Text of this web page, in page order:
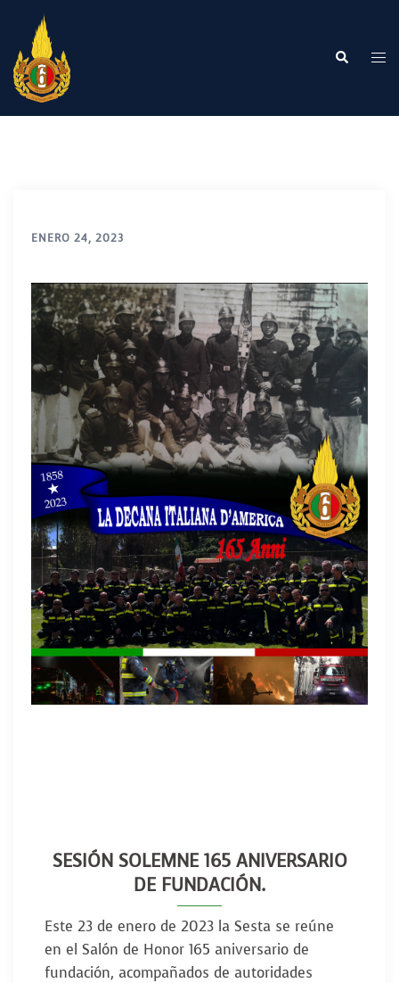
contenido
Buscar
ENERO 24, 2023
SESIÓN SOLEMNE 165 ANIVERSARIO
DE FUNDACIÓN.
Este 23 de enero de 2023 la Sesta se reúne
en el Salón de Honor 165 aniversario de
fundación, acompañados de autoridades